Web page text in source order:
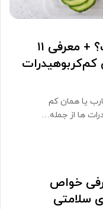
رژیم بدون کربوهیدرات چیست؟ + معرفی ۱۱
کم‌کربوهیدرات
یا همان کم
ها از جمله…
خواص
سلامتی